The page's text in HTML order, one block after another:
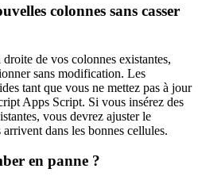
colonnes sans casser
de vos colonnes existantes,
sans modification. Les
tant que vous ne mettez pas à jour
Apps Script. Si vous insérez des
vous devrez ajuster le
dans les bonnes cellules.
en panne ?